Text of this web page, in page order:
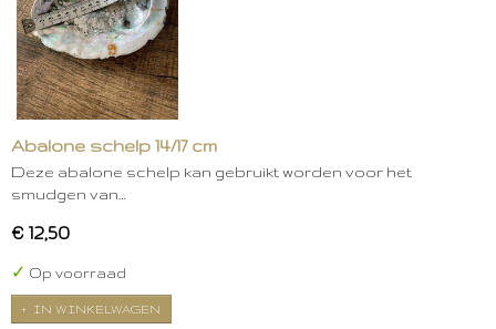
Abalone schelp 14/17 cm
Deze abalone schelp kan gebruikt worden voor het
smudgen van…
€ 12,50
✓ Op voorraad
IN WINKELWAGEN